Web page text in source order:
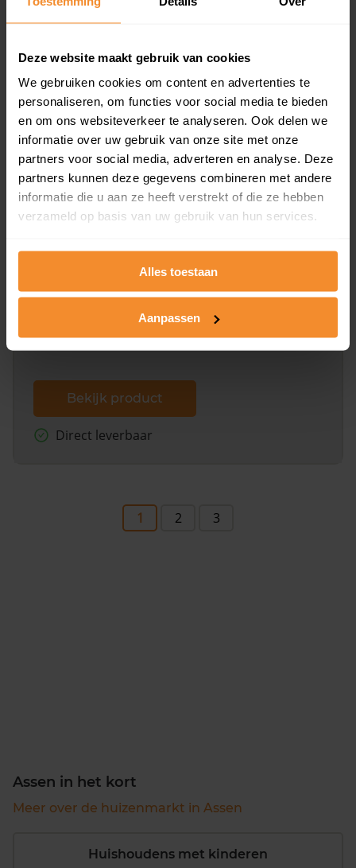
Deze website maakt gebruik van cookies
We gebruiken cookies om content en advertenties te
personaliseren, om functies voor social media te bieden
en om ons websiteverkeer te analyseren. Ook delen we
informatie over uw gebruik van onze site met onze
partners voor social media, adverteren en analyse. Deze
partners kunnen deze gegevens combineren met andere
informatie die u aan ze heeft verstrekt of die ze hebben
verzameld op basis van uw gebruik van hun services.
Alles toestaan
Aanpassen
Bekijk product
Direct leverbaar
Een uitgebreid overzicht van het perceel en
dit inclusief de luchtfoto!
Bekijk product
Direct leverbaar
1 2 3
Assen in het kort
Meer over de huizenmarkt in Assen
Huishoudens met kinderen